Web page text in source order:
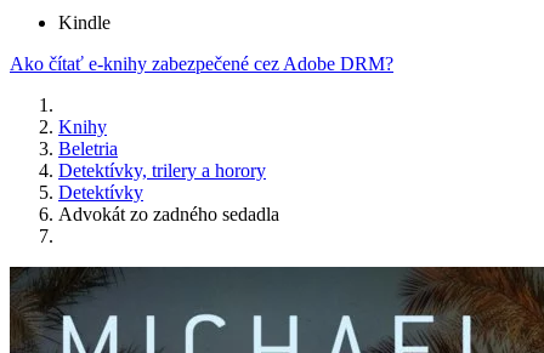
Kindle
Ako čítať e-knihy zabezpečené cez Adobe DRM?
Knihy
Beletria
Detektívky, trilery a horory
Detektívky
Advokát zo zadného sedadla